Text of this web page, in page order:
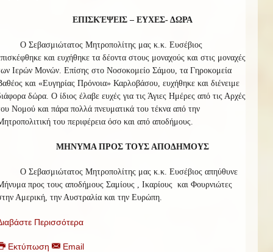
ΕΠΙΣΚΈΨΕΙΣ – ΕΥΧΕΣ- ΔΩΡΑ
Ο Σεβασμιώτατος Μητροπολίτης μας κ.κ. Ευσέβιος
και ευχήθηκε τα δέοντα στους μοναχούς και στις μοναχές
Ιερών Μονών. Επίσης στο Νοσοκομείο Σάμου, τα Γηροκομεία
και «Ευγηρίας Πρόνοια» Καρλοβάσου, ευχήθηκε και διένειμε
δώρα. Ο ίδιος έλαβε ευχές για τις Άγιες Ημέρες από τις Αρχές
Νομού και πάρα πολλά πνευματικά του τέκνα από την
του περιφέρεια όσο και από αποδήμους.
ΜΗΝΥΜΑ ΠΡΟΣ ΤΟΥΣ ΑΠΟΔΗΜΟΥΣ
Ο Σεβασμιώτατος Μητροπολίτης μας κ.κ. Ευσέβιος απηύθυνε
προς τους αποδήμους Σαμίους , Ικαρίους και Φουρνιώτες
Αμερική, την Αυστραλία και την Ευρώπη.
Περισσότερα
Εκτύπωση Email